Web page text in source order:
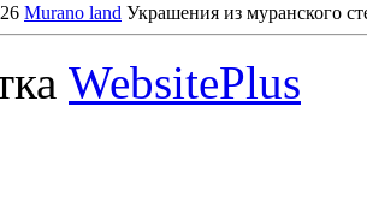
Murano land Украшения из муранского
WebsitePlus